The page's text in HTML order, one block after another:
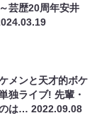
芸歴20周年安井
メンと天才的ボケ
独ライブ! 先輩・
のは…2022.09.08